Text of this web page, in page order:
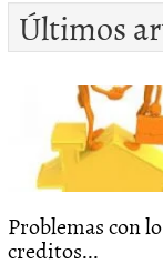
Últimos
Problemas con
creditos...